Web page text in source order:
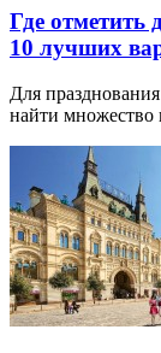
Где отметить
10 лучших
Для
найти